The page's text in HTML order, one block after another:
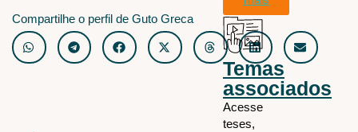
Temas
associados
Acesse
teses,
Compartilhe o perfil de Guto Greca